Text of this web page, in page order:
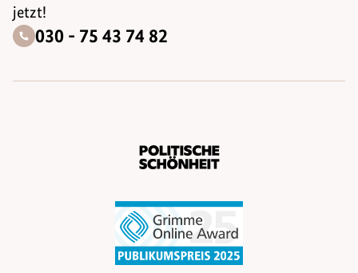
jetzt!
030 - 75 43 74 82